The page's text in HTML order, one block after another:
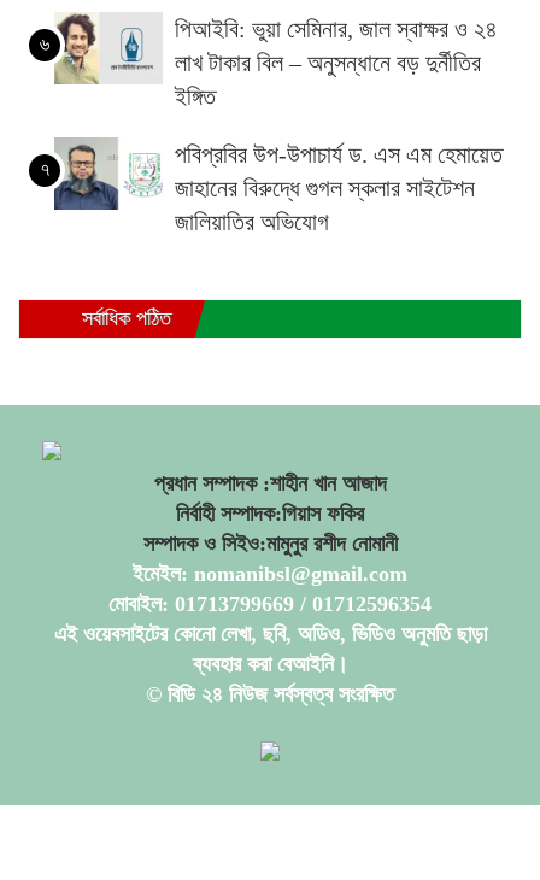
৬
পিআইবি: ভুয়া সেমিনার, জাল স্বাক্ষর ও ২৪
লাখ টাকার বিল – অনুসন্ধানে বড় দুর্নীতির
ইঙ্গিত
৭
পবিপ্রবির উপ-উপাচার্য ড. এস এম হেমায়েত
জাহানের বিরুদ্ধে গুগল স্কলার সাইটেশন
জালিয়াতির অভিযোগ
সর্বাধিক পঠিত
প্রধান সম্পাদক :শাহীন খান আজাদ
নির্বাহী সম্পাদক:গিয়াস ফকির
সম্পাদক ও সিইও:মামুনুর রশীদ নোমানী
ইমেইল: nomanibsl@gmail.com
মোবাইল: 01713799669 / 01712596354
এই ওয়েবসাইটের কোনো লেখা, ছবি, অডিও, ভিডিও অনুমতি ছাড়া
ব্যবহার করা বেআইনি।
© বিডি ২৪ নিউজ সর্বস্বত্ব সংরক্ষিত